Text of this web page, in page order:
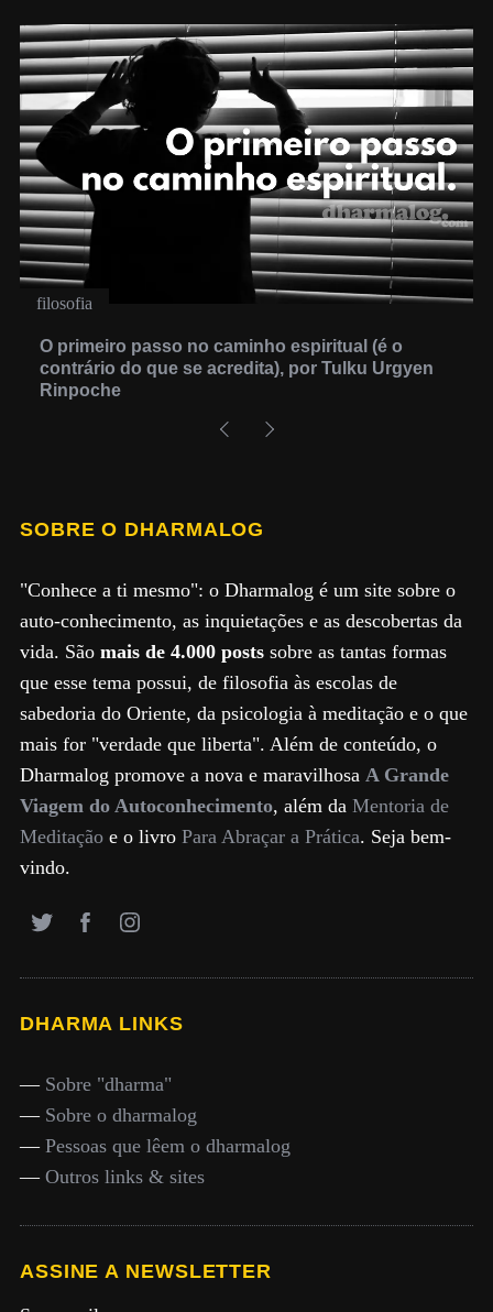
filosofia
O primeiro passo no caminho espiritual (é o
contrário do que se acredita), por Tulku Urgyen
Rinpoche
SOBRE O DHARMALOG
"Conhece a ti mesmo": o Dharmalog é um site sobre o
auto-conhecimento, as inquietações e as descobertas da
vida. São mais de 4.000 postssobre as tantas formas
que esse tema possui, de filosofia às escolas de
sabedoria do Oriente, da psicologia à meditação e o que
mais for "verdade que liberta". Além de conteúdo, o
Dharmalog promove a nova e maravilhosa A Grande
Viagem do Autoconhecimento, além da Mentoria de
Meditaçãoe o livro Para Abraçar a Prática. Seja bem-
vindo.
DHARMA LINKS
— Sobre "dharma"
— Sobre o dharmalog
— Pessoas que lêem o dharmalog
— Outros links & sites
ASSINE A NEWSLETTER